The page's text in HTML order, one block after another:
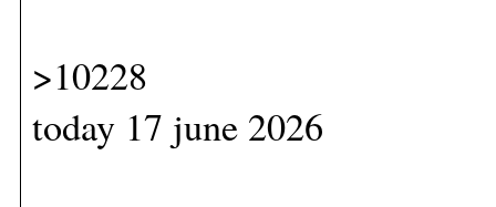
>10228
today 17 june 2026